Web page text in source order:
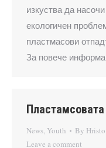
изкуства да
екологичен
пластмасови
За повече
News, Youth By
Leave a comment